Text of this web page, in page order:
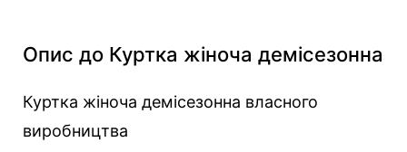
Опис до Куртка жіноча демісезонна
Куртка жіноча демісезонна власного
виробництва